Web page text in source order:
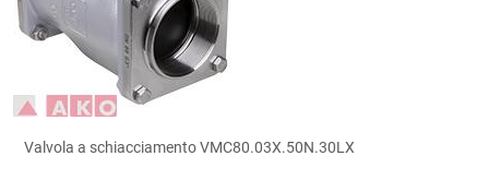
Valvola a schiacciamento VMC80.03X.50N.30LX